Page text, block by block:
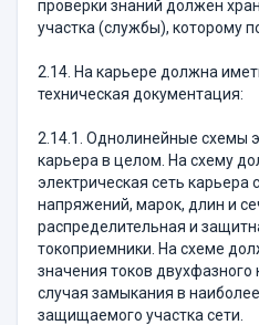
проверки знаний должен
участка (службы), которому
2.14. На карьере должна
техническая документация:
2.14.1. Однолинейные схемы
карьера в целом. На схему
электрическая сеть
напряжений, марок, длин и
распределительная и
токоприемники. На схеме
значения токов
случая замыкания в
защищаемого участка сети.